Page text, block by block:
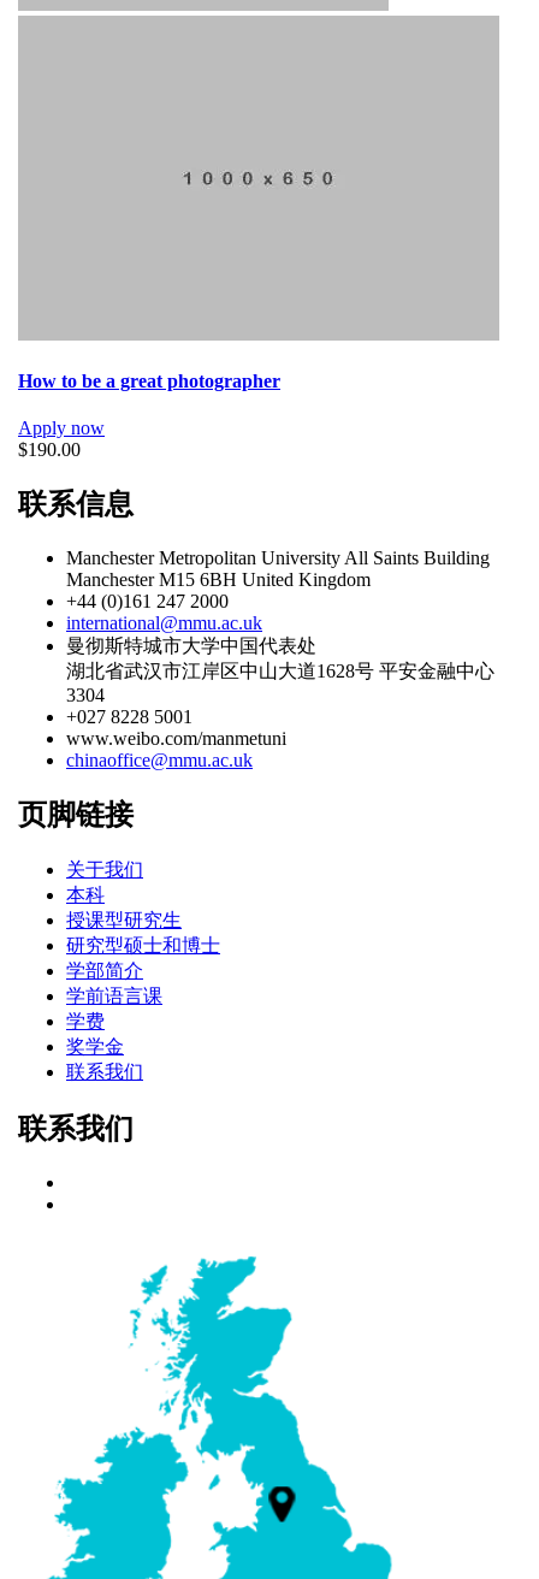
How to be a great photographer
Apply now
$190.00
联系信息
Manchester Metropolitan University All Saints Building
Manchester M15 6BH United Kingdom
+44 (0)161 247 2000
international@mmu.ac.uk
曼彻斯特城市大学中国代表处
湖北省武汉市江岸区中山大道1628号 平安金融中心
3304
+027 8228 5001
www.weibo.com/manmetuni
chinaoffice@mmu.ac.uk
页脚链接
关于我们
本科
授课型研究生
研究型硕士和博士
学部简介
学前语言课
学费
奖学金
联系我们
联系我们